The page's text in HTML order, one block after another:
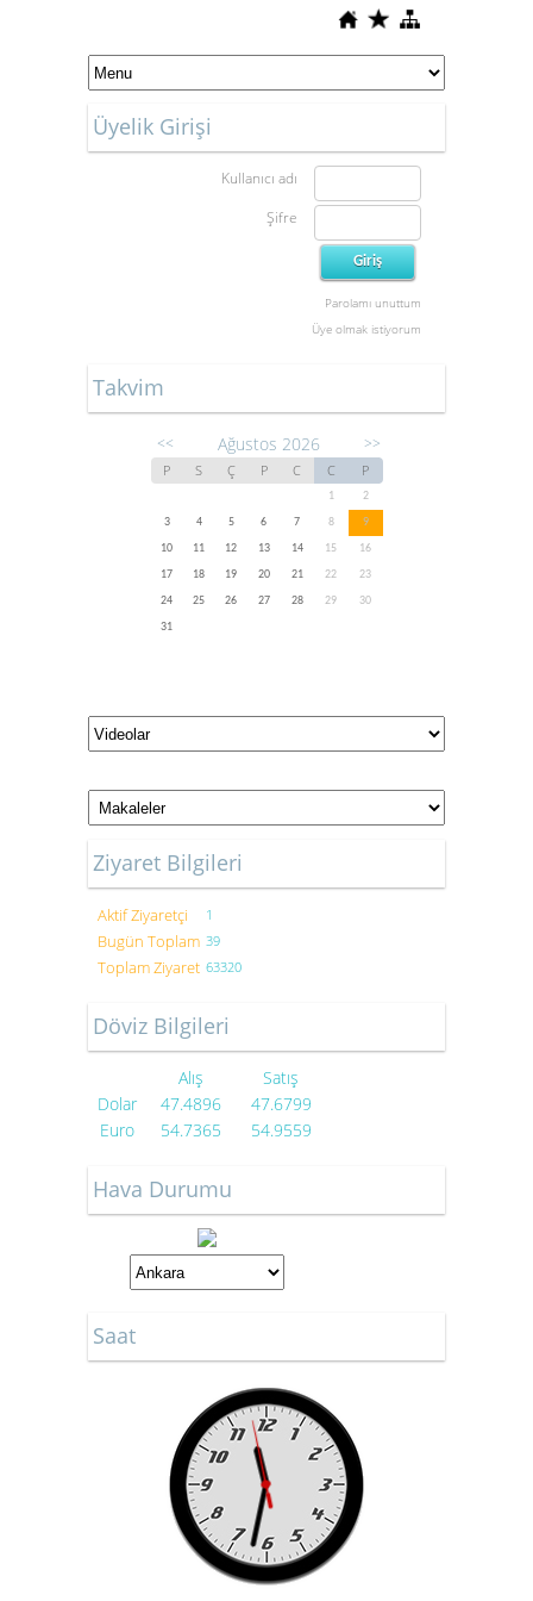
Üyelik Girişi
Kullanıcı adı
Şifre
Parolamı unuttum
Üye olmak istiyorum
Takvim
<< Ağustos 2026 >>
P S Ç P C C P
1
2
3
4 5 6 7 8
9
10
11 12 13 14 15
16
17
18 19 20 21 22
23
24
25 26 27 28 29
30
31
Ziyaret Bilgileri
Aktif Ziyaretçi 1
Bugün Toplam 39
Toplam Ziyaret 63320
Döviz Bilgileri
Alış
Satış
Dolar
47.4896
47.6799
Euro
54.7365 54.9559
Hava Durumu
Saat